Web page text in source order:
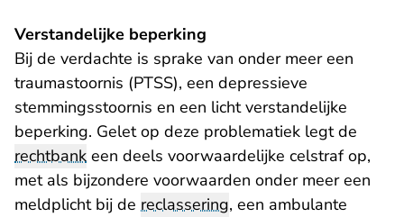
Verstandelijke beperking
Bij de verdachte is sprake van onder meer een
traumastoornis (PTSS), een depressieve
stemmingsstoornis en een licht verstandelijke
beperking. Gelet op deze problematiek legt de
rechtbank een deels voorwaardelijke celstraf op,
met als bijzondere voorwaarden onder meer een
meldplicht bij de reclassering, een ambulante